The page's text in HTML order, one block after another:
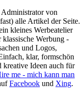
von
alle Artikel der Seite.
kleines Werbeatelier
Werbung -
und Logos,
klar, formschön
Ideen auch für
me - mich kann man
Facebook und Xing.